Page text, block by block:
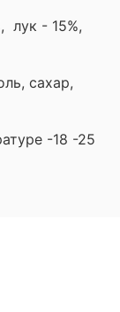
лук - 15%,
сахар,
-18 -25